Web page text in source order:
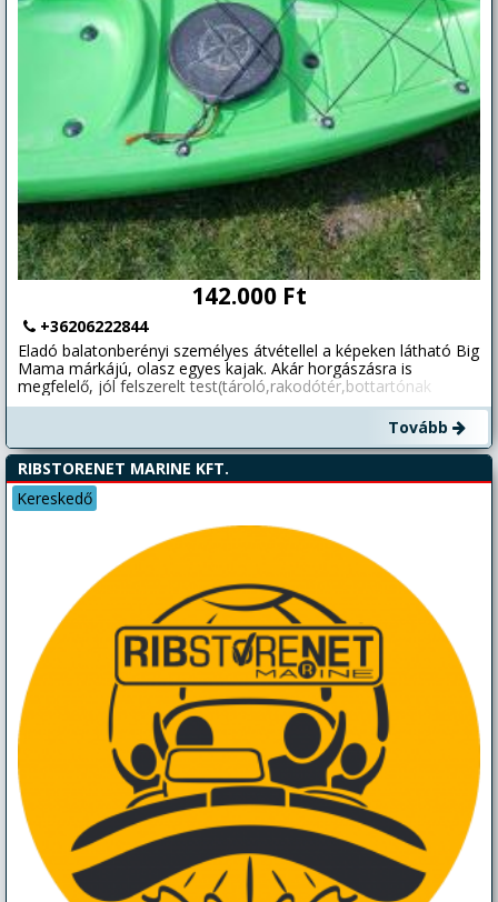
142.000 Ft
+36206222844
Eladó balatonberényi személyes átvétellel a képeken látható Big
Mama márkájú, olasz egyes kajak. Akár horgászásra is
megfelelő, jól felszerelt test(tároló,rakodótér,bottartónak
kialakított hely). Egyik végén kis szállítókocsi! Hossz: 265 cm
Súly: 18 kg Szélessége: 66 cm. Olasz gyártmány, minőségi
műanyag kajak. Minimális használati nyomokkal, kifejezetten
szép állapotban van! Igény esetén vásárolható nálam hozzá
evezőlapát, mellény és ülés is! Balatonberény
Tovább
RIBSTORENET MARINE KFT.
Kereskedő